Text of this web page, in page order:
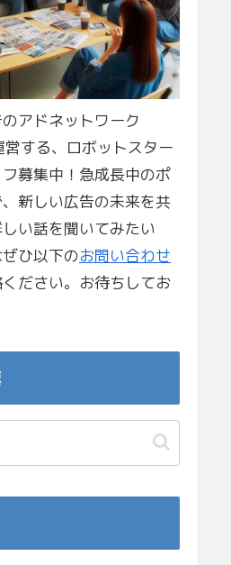
アドネットワーク
する、ロボットスター
募集中！急成長中のポ
新しい広告の未来を共
い話を聞いてみたい
ひ以下のお問い合わせ
ださい。お待ちしてお